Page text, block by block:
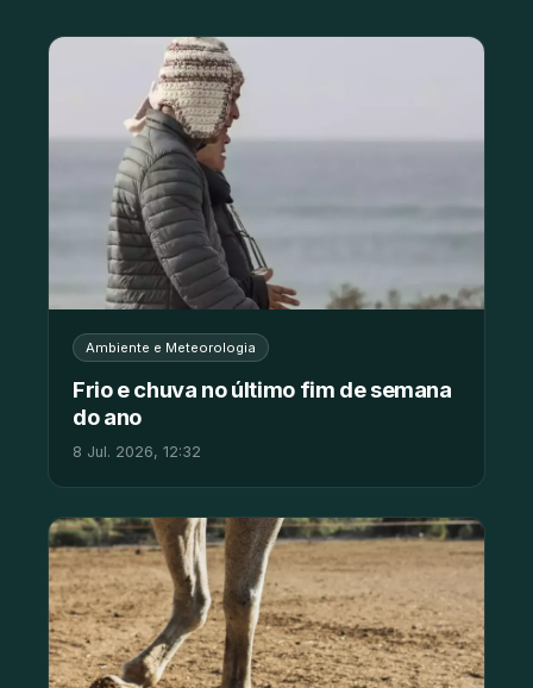
Ambiente e Meteorologia
Frio e chuva no último fim de semana
do ano
8 Jul. 2026, 12:32